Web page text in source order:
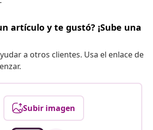
artículo y te gustó? ¡Sube una
a otros clientes. Usa el enlace de
Subir imagen